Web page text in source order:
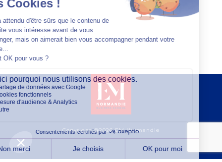
Copyright @2026 EM Normandie